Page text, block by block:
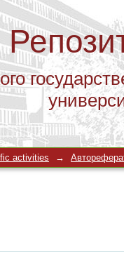
activities →